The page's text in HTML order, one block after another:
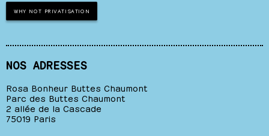
WHY NOT PRIVATISATION
NOS ADRESSES
Rosa Bonheur Buttes Chaumont
Parc des Buttes Chaumont
2 allée de la Cascade
75019 Paris